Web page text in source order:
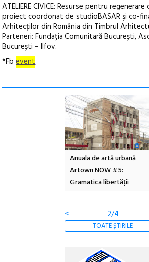
ATELIERE CIVICE: Resurse pentru
proiect coordonat de studioBASAR şi co-
Arhitecților din România din Timbrul
Parteneri: Fundația Comunitară București,
București – Ilfov.
*Fbevent
Anuala de artă urbană
Artown NOW #5:
Gramatica libertății
< 2/4
TOATE ȘTIRILE